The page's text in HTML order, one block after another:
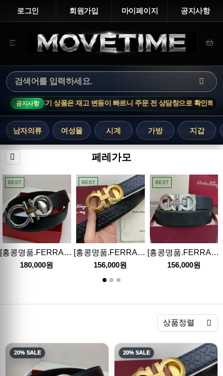
로그인 회원가입 마이페이지 공지사항
공지사항
· 인기 상품은 재고 변동이 빠르니 주문 전 상담창으로 확인해 주세요.
남자의류 여성몰 시계 가방 지갑
페레가모
BEST
[홍콩명품.FERRAGAMO] 페레가모 26SS 로고 간치니 레더 가죽 벨트 (4컬러), 3.5cm, BT1552, X1, 명품레플리카,인터넷쇼핑몰,남자명품,해외직구
180,000원
BEST
[홍콩명품.FERRAGAMO] 페레가모 26SS 로고 간치니 레더 가죽 벨트 (6컬러), 3.5cm, BT1534, X1, 명품레플리카,인터넷쇼핑몰,남자명품,해외직구
156,000원
BEST
[홍콩명품.FERRAGAMO] 페레가모 25SS 로고 간치니 레더 가죽 자동 벨트 (2컬러), 3.5cm, BT1448, 명품레플리카,인터넷쇼핑몰,남자명품,해외직구
156,000원
상품정렬
20% SALE 20% SALE